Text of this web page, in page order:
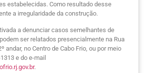
estabelecidas. Como resultado desse
a irregularidade da construção.
a denunciar casos semelhantes de
ser relatados presencialmente na Rua
andar, no Centro de Cabo Frio, ou por meio
e do e-mail
.